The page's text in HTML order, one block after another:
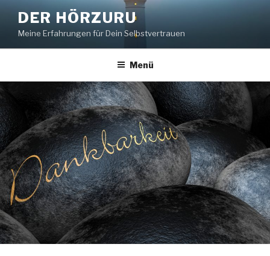
Inhalt
springen
DER HÖRZURU
Meine Erfahrungen für Dein Selbstvertrauen
Menü